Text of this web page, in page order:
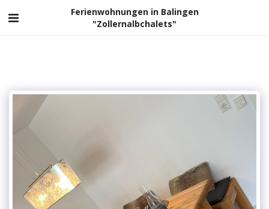
Ferienwohnungen in Balingen
"Zollernalbchalets"